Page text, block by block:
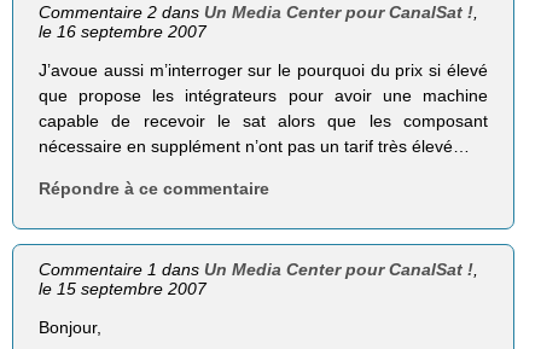
Commentaire 2 dansUn Media Center pour CanalSat !
le 16 septembre 2007
J’avoue aussi m’interroger sur le pourquoi du prix si élevé
que propose les intégrateurs pour avoir une machine
capable de recevoir le sat alors que les composant
nécessaire en supplément n’ont pas un tarif très élevé…
Répondre à ce commentaire
Commentaire 1 dansUn Media Center pour CanalSat !
le 15 septembre 2007
Bonjour,